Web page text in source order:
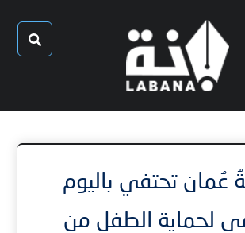
عُمان تحتفي باليوم
لحماية الطفل من